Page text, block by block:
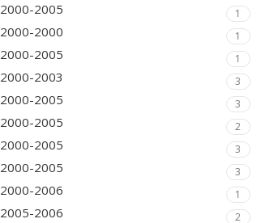
2000-2005 1
2000-2000 1
2000-2005 1
2000-2003 3
2000-2005 3
2000-2005 2
2000-2005 3
2000-2005 3
2000-2006 1
2005-2006 2